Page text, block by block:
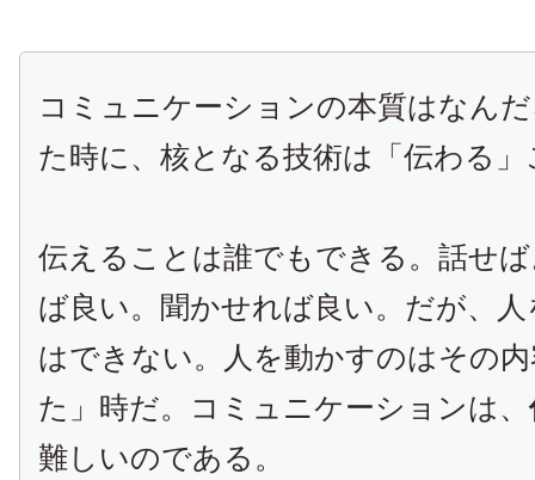
コミュニケーションの本質はなん
た時に、核となる技術は「伝わる
伝えることは誰でもできる。話せ
ば良い。聞かせれば良い。だが、
はできない。人を動かすのはその
た」時だ。コミュニケーションは、
難しいのである。